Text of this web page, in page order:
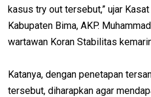
kasus try out tersebut,” ujar
Kabupaten Bima, AKP.
wartawan Koran Stabilitas
Katanya, dengan penetapan
tersebut, diharapkan agar